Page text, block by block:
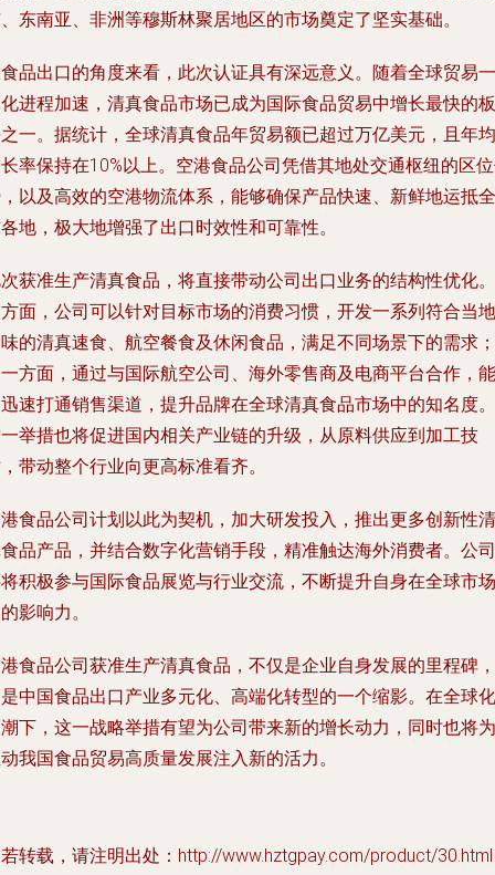
东南亚、非洲等穆斯林聚居地区的市场奠定了坚实基础。
品出口的角度来看，此次认证具有深远意义。随着全球贸易一
进程加速，清真食品市场已成为国际食品贸易中增长最快的板
一。据统计，全球清真食品年贸易额已超过万亿美元，且年均
率保持在10%以上。空港食品公司凭借其地处交通枢纽的区
以及高效的空港物流体系，能够确保产品快速、新鲜地运抵全
地，极大地增强了出口时效性和可靠性。
获准生产清真食品，将直接带动公司出口业务的结构性优化。
面，公司可以针对目标市场的消费习惯，开发一系列符合当地
的清真速食、航空餐食及休闲食品，满足不同场景下的需求；
方面，通过与国际航空公司、海外零售商及电商平台合作，能
速打通销售渠道，提升品牌在全球清真食品市场中的知名度。
举措也将促进国内相关产业链的升级，从原料供应到加工技
带动整个行业向更高标准看齐。
食品公司计划以此为契机，加大研发投入，推出更多创新性清
品产品，并结合数字化营销手段，精准触达海外消费者。公司
积极参与国际食品展览与行业交流，不断提升自身在全球市场
影响力。
食品公司获准生产清真食品，不仅是企业自身发展的里程碑，
中国食品出口产业多元化、高端化转型的一个缩影。在全球化
下，这一战略举措有望为公司带来新的增长动力，同时也将为
我国食品贸易高质量发展注入新的活力。
转载，请注明出处：http://www.hztgpay.com/product/30.html